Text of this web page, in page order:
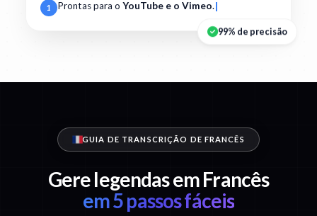
1 Prontas para o YouTube e o Vimeo.
99% de precisão
GUIA DE TRANSCRIÇÃO DE FRANCÊS
Gere legendas em Francês
em 5 passos fáceis